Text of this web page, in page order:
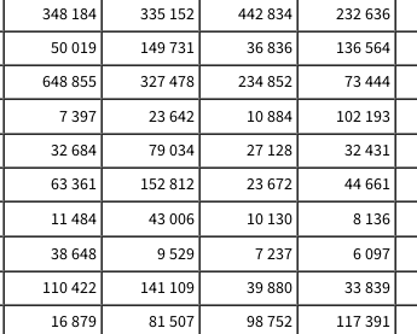
348 184 335 152 442 834 232 636
50 019 149 731 36 836 136 564
648 855 327 478 234 852 73 444
7 397 23 642 10 884 102 193
32 684 79 034 27 128 32 431
63 361 152 812 23 672 44 661
11 484 43 006 10 130 8 136
38 648 9 529 7 237 6 097
110 422 141 109 39 880 33 839
16 879 81 507 98 752 117 391